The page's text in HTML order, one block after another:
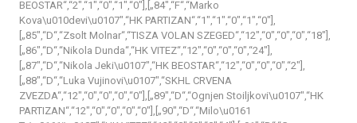
BEOSTAR“,“2″,“1″,“0″,“1″,“0″],[„84″,“F“,“Marko
Kova\u010devi\u0107″,“HK PARTIZAN“,“1″,“1″,“0″,“1″,“0″],
[„85″,“D“,“Zsolt Molnar“,“TISZA VOLAN SZEGED“,“12″,“0″,“0″,“0″,“18″],
[„86″,“D“,“Nikola Dunda“,“HK VITEZ“,“12″,“0″,“0″,“0″,“24″],
[„87″,“D“,“Nikola Jeki\u0107″,“HK BEOSTAR“,“12″,“0″,“0″,“0″,“2″],
[„88″,“D“,“Luka Vujinovi\u0107″,“SKHL CRVENA
ZVEZDA“,“12″,“0″,“0″,“0″,“0″],[„89″,“D“,“Ognjen Stoiljkovi\u0107″,“HK
PARTIZAN“,“12″,“0″,“0″,“0″,“0″],[„90″,“D“,“Milo\u0161